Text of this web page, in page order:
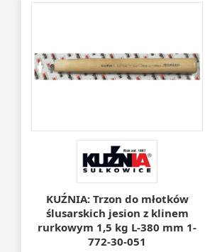
KUŹNIA: Trzon do młotków
ślusarskich jesion z klinem
rurkowym 1,5 kg L-380 mm 1-
772-30-051